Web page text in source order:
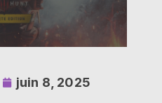
juin 8, 2025